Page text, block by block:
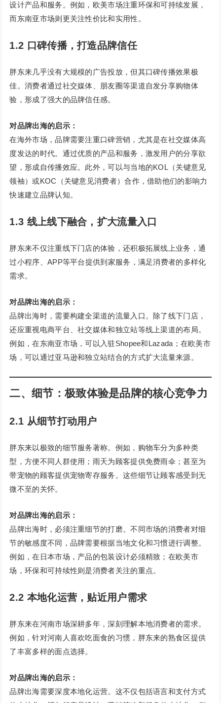
设计产品和服务。例如，欧美市场注重环保和可持续发展，
而东南亚市场则更关注性价比和实用性。
1.2 口碑传播，打造品牌信任
胖东来几乎没有大规模的广告投放，但其口碑传播效果极
佳。消费者通过社交媒体、朋友圈等渠道自发分享购物体
验，形成了强大的品牌信任感。
对品牌出海的启示：
在海外市场，品牌需要注重口碑营销，尤其是在社交媒体高
度发达的时代。通过优质的产品和服务，激发用户的分享欲
望，形成自传播效应。此外，可以与当地的KOL（关键意见
领袖）或KOC（关键意见消费者）合作，借助他们的影响力
快速建立品牌认知。
1.3 线上线下融合，扩大流量入口
胖东来不仅注重线下门店的体验，还积极拓展线上业务，通
过小程序、APP等平台提供到家服务，满足消费者的多样化
需求。
对品牌出海的启示：
品牌出海时，需要构建全渠道的流量入口。除了线下门店，
还应重视电商平台、社交媒体和独立站等线上渠道的布局。
例如，在东南亚市场，可以入驻Shopee和Lazada；在欧美市
场，可以通过亚马逊和独立站结合的方式扩大流量来源。
二、细节：极致体验是品牌的核心竞争力
2.1 从细节打动用户
胖东来以极致的细节服务著称。例如，购物车分为多种类
型，方便不同人群使用；雨天为顾客提供免费雨伞；甚至为
带宠物的顾客提供宠物寄存服务。这些细节让顾客感受到无
微不至的关怀。
对品牌出海的启示：
品牌出海时，必须注重细节的打磨。不同市场的消费者对细
节的敏感度不同，品牌需要根据当地文化和习惯进行调整。
例如，在日本市场，产品的包装设计必须精致；在欧美市
场，环保和可持续性则是消费者关注的重点。
2.2 本地化运营，贴近用户需求
胖东来在河南市场深耕多年，深刻理解本地消费者的需求。
例如，针对河南人喜欢吃面食的习惯，胖东来的熟食区提供
了丰富多样的面点选择。
对品牌出海的启示：
品牌出海需要深度本地化运营。这不仅包括语言和支付方式